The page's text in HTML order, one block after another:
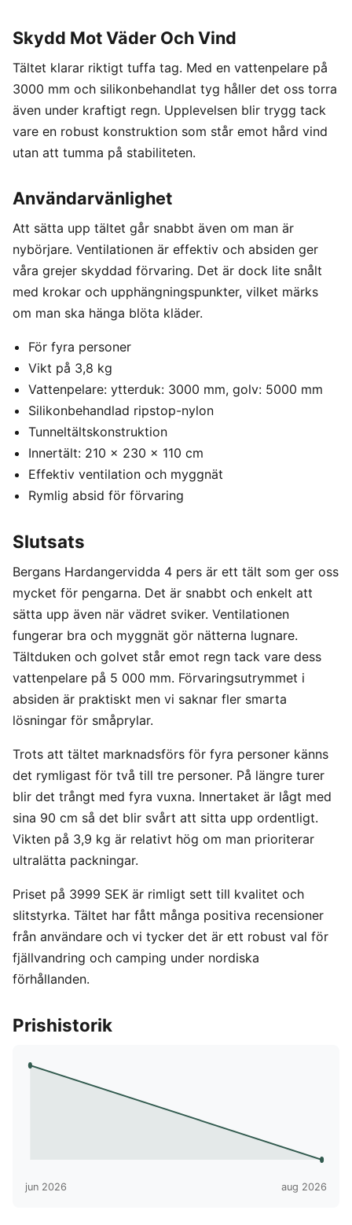
Skydd Mot Väder Och Vind
Tältet klarar riktigt tuffa tag. Med en vattenpelare på
3000 mm och silikonbehandlat tyg håller det oss torra
även under kraftigt regn. Upplevelsen blir trygg tack
vare en robust konstruktion som står emot hård vind
utan att tumma på stabiliteten.
Användarvänlighet
Att sätta upp tältet går snabbt även om man är
nybörjare. Ventilationen är effektiv och absiden ger
våra grejer skyddad förvaring. Det är dock lite snålt
med krokar och upphängningspunkter, vilket märks
om man ska hänga blöta kläder.
För fyra personer
Vikt på 3,8 kg
Vattenpelare: ytterduk: 3000 mm, golv: 5000 mm
Silikonbehandlad ripstop-nylon
Tunneltältskonstruktion
Innertält: 210 x 230 x 110 cm
Effektiv ventilation och myggnät
Rymlig absid för förvaring
Slutsats
Bergans Hardangervidda 4 pers är ett tält som ger oss
mycket för pengarna. Det är snabbt och enkelt att
sätta upp även när vädret sviker. Ventilationen
fungerar bra och myggnät gör nätterna lugnare.
Tältduken och golvet står emot regn tack vare dess
vattenpelare på 5 000 mm. Förvaringsutrymmet i
absiden är praktiskt men vi saknar fler smarta
lösningar för småprylar.
Trots att tältet marknadsförs för fyra personer känns
det rymligast för två till tre personer. På längre turer
blir det trångt med fyra vuxna. Innertaket är lågt med
sina 90 cm så det blir svårt att sitta upp ordentligt.
Vikten på 3,9 kg är relativt hög om man prioriterar
ultralätta packningar.
Priset på 3999 SEK är rimligt sett till kvalitet och
slitstyrka. Tältet har fått många positiva recensioner
från användare och vi tycker det är ett robust val för
fjällvandring och camping under nordiska
förhållanden.
Prishistorik
jun 2026 aug 2026